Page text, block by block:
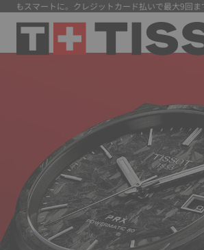
トに。クレジットカード払いで最大9回までの分割払